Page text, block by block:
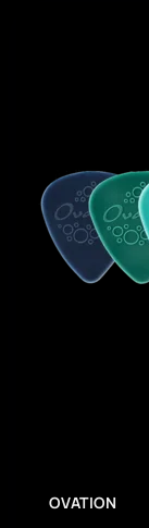
OVATION